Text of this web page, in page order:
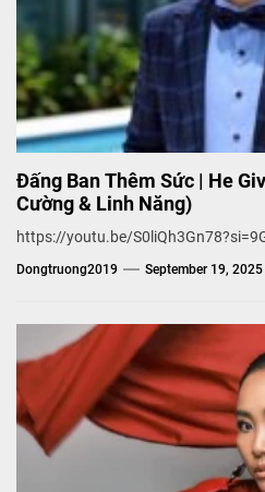
Đấng Ban Thêm Sức | He
Cường & Linh Năng)
https://youtu.be/
Dongtruong2019 September 19, 2025